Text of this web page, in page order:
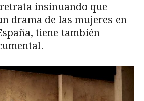
insinuando que
drama de las mujeres en
tiene también